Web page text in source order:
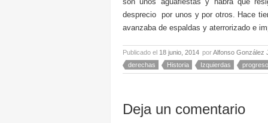
desprecio por unos y por otros. Hace
avanzaba de espaldas y aterrorizado e
Publicado el 18 junio, 2014 porAlfonso González
derechas
Historia Izquierdas progreso
Deja un comentario